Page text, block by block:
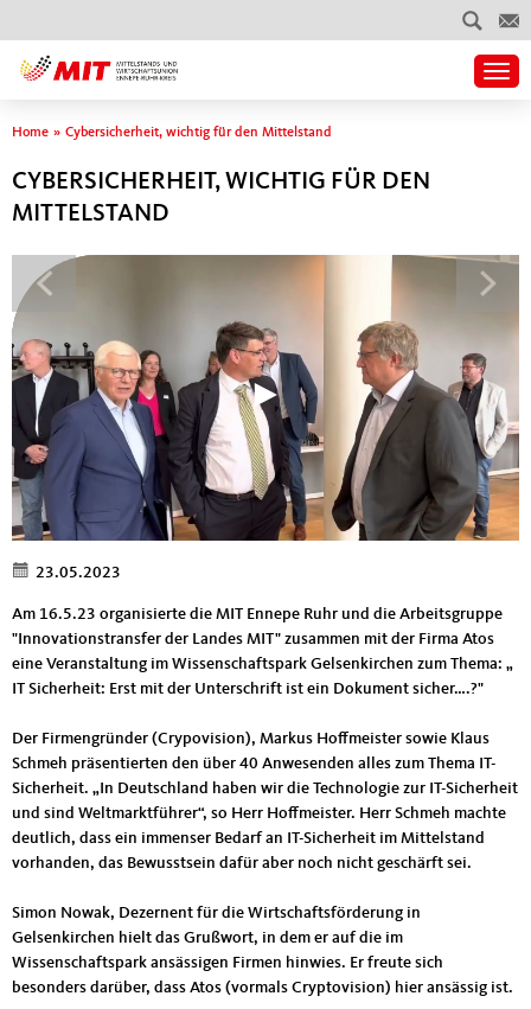
Sie sind hier
Home » Cybersicherheit, wichtig für den Mittelstand
CYBERSICHERHEIT, WICHTIG FÜR DEN
MITTELSTAND
23.05.2023
Am 16.5.23 organisierte die MIT Ennepe Ruhr und die Arbeitsgruppe
"Innovationstransfer der Landes MIT" zusammen mit der Firma Atos
eine Veranstaltung im Wissenschaftspark Gelsenkirchen zum Thema: „
IT Sicherheit: Erst mit der Unterschrift ist ein Dokument sicher….?"
Der Firmengründer (Crypovision), Markus Hoffmeister sowie Klaus
Schmeh präsentierten den über 40 Anwesenden alles zum Thema IT-
Sicherheit. „In Deutschland haben wir die Technologie zur IT-Sicherheit
und sind Weltmarktführer“, so Herr Hoffmeister. Herr Schmeh machte
deutlich, dass ein immenser Bedarf an IT-Sicherheit im Mittelstand
vorhanden, das Bewusstsein dafür aber noch nicht geschärft sei.
Simon Nowak, Dezernent für die Wirtschaftsförderung in
Gelsenkirchen hielt das Grußwort, in dem er auf die im
Wissenschaftspark ansässigen Firmen hinwies. Er freute sich
besonders darüber, dass Atos (vormals Cryptovision) hier ansässig ist.